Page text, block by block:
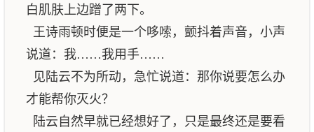
白肌肤上边蹭了两下。
王诗雨顿时便是一个哆嗦，颤抖着声音，小声
说道：我……我用手……
见陆云不为所动，急忙说道：那你说要怎么办
才能帮你灭火？
陆云自然早就已经想好了，只是最终还是要看